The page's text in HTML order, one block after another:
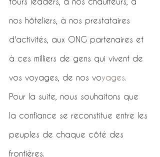
nos hôteliers, à nos prestataires
d'activités, aux ONG partenaires et
à ces milliers de gens qui vivent de
vos voyages, de nos voyages.
Pour la suite, nous souhaitons que
la confiance se reconstitue entre les
peuples de chaque côté des
frontières.